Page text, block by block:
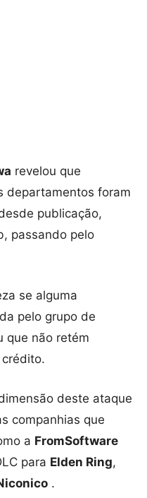
revelou que
departamentos foram
publicação,
passando pelo
se alguma
pelo grupo de
que não retém
deste ataque
companhias que
a FromSoftware
para Elden Ring,
.